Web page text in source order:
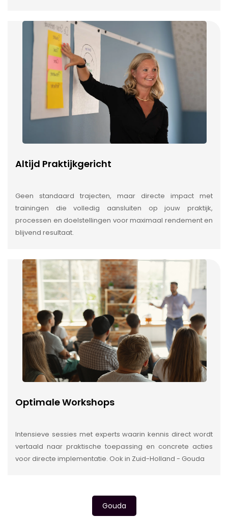
Altijd Praktijkgericht
Geen standaard trajecten, maar directe impact met
trainingen die volledig aansluiten op jouw praktijk,
processen en doelstellingen voor maximaal rendement en
blijvend resultaat.
Optimale Workshops
Intensieve sessies met experts waarin kennis direct wordt
vertaald naar praktische toepassing en concrete acties
voor directe implementatie. Ook in Zuid-Holland - Gouda
Gouda